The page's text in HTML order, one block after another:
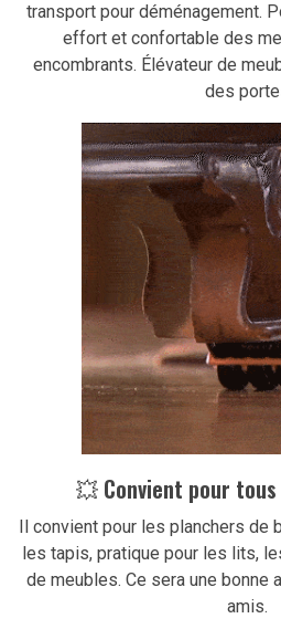
transport pour déménagement.
effort et confortable des
encombrants. Élévateur de
des
💥 Convient pour
Il convient pour les planchers de
les tapis, pratique pour les lits,
de meubles. Ce sera une bonne
amis.